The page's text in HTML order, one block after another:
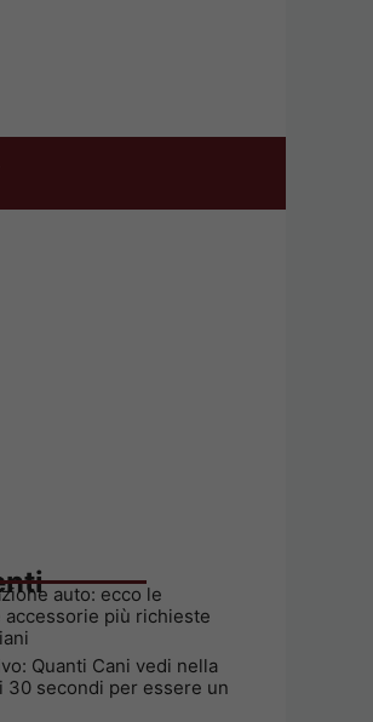
auto: ecco le
accessorie più richieste
Quanti Cani vedi nella
30 secondi per essere un